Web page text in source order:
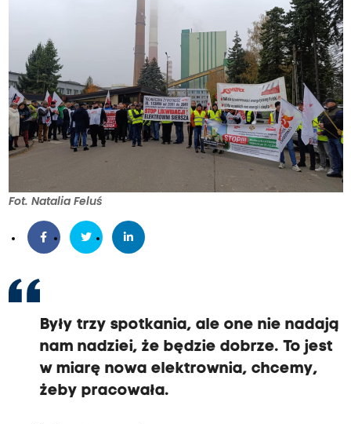
Fot. Natalia Feluś
Były trzy spotkania, ale one nie nadają
nam nadziei, że będzie dobrze. To jest
w miarę nowa elektrownia, chcemy,
żeby pracowała.